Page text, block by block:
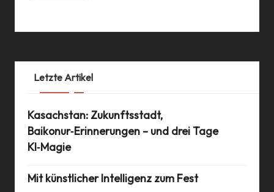
Letzte Artikel
Kasachstan: Zukunftsstadt,
Baikonur‑Erinnerungen – und drei Tage
KI‑Magie
Mit künstlicher Intelligenz zum Fest